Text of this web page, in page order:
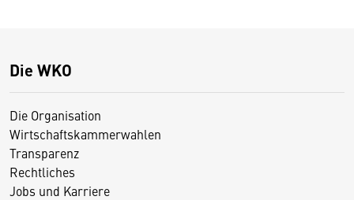
Die WKO
Die Organisation
Wirtschaftskammerwahlen
Transparenz
Rechtliches
Jobs und Karriere